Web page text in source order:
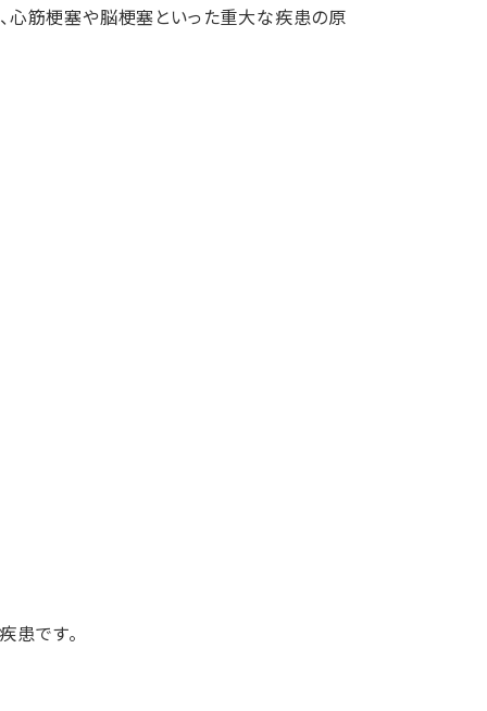
心筋梗塞や脳梗塞といった重大な疾患の原
です。